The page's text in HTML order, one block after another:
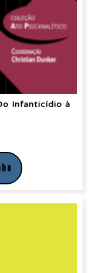
Infanticídio à